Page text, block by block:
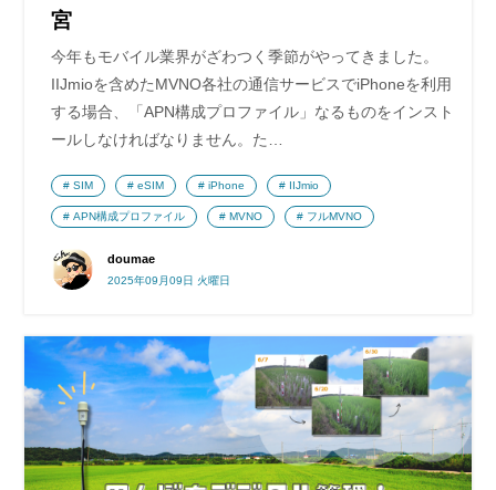
宮
今年もモバイル業界がざわつく季節がやってきました。
IIJmioを含めたMVNO各社の通信サービスでiPhoneを利用
する場合、「APN構成プロファイル」なるものをインスト
ールしなければなりません。た…
doumae
2025年09月09日 火曜日
SIM eSIM iPhone IIJmio
APN構成プロファイル MVNO フルMVNO